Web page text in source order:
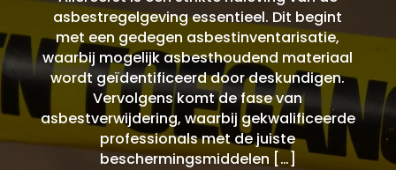
asbestregelgeving essentieel. Dit begint
met een gedegen asbestinventarisatie,
waarbij mogelijk asbesthoudend materiaal
wordt geïdentificeerd door deskundigen.
Vervolgens komt de fase van
asbestverwijdering, waarbij gekwalificeerde
professionals met de juiste
beschermingsmiddelen […]